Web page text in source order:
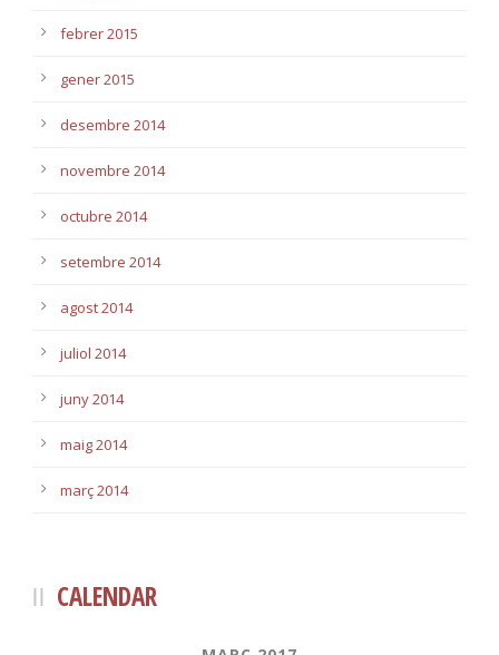
febrer 2015
gener 2015
desembre 2014
novembre 2014
octubre 2014
setembre 2014
agost 2014
juliol 2014
juny 2014
maig 2014
març 2014
CALENDAR